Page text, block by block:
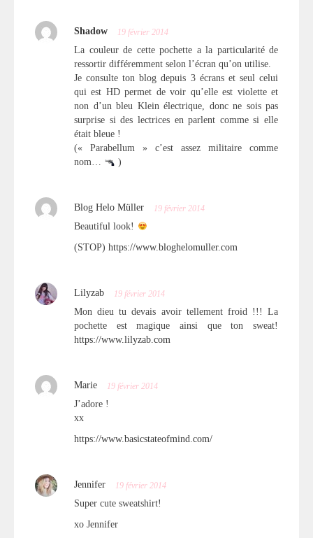
Shadow 19 février 2014
La couleur de cette pochette a la particularité de
ressortir différemment selon l’écran qu’on utilise.
Je consulte ton blog depuis 3 écrans et seul celui
qui est HD permet de voir qu’elle est violette et
non d’un bleu Klein électrique, donc ne sois pas
surprise si des lectrices en parlent comme si elle
était bleue !
(« Parabellum » c’est assez militaire comme
nom…
)
Blog Helo Müller 19 février 2014
Beautiful look!
(STOP) https://www.bloghelomuller.com
Lilyzab 19 février 2014
Mon dieu tu devais avoir tellement froid !!! La
pochette est magique ainsi que ton sweat!
https://www.lilyzab.com
Marie 19 février 2014
J’adore !
xx
https://www.basicstateofmind.com/
Jennifer 19 février 2014
Super cute sweatshirt!
xo Jennifer